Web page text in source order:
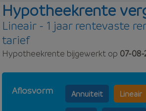
Hypotheekrente
Lineair - 1 jaar rentevaste
tarief
Hypotheekrente bijgewerkt op 07-08-
Aflosvorm Annuiteit Lineair